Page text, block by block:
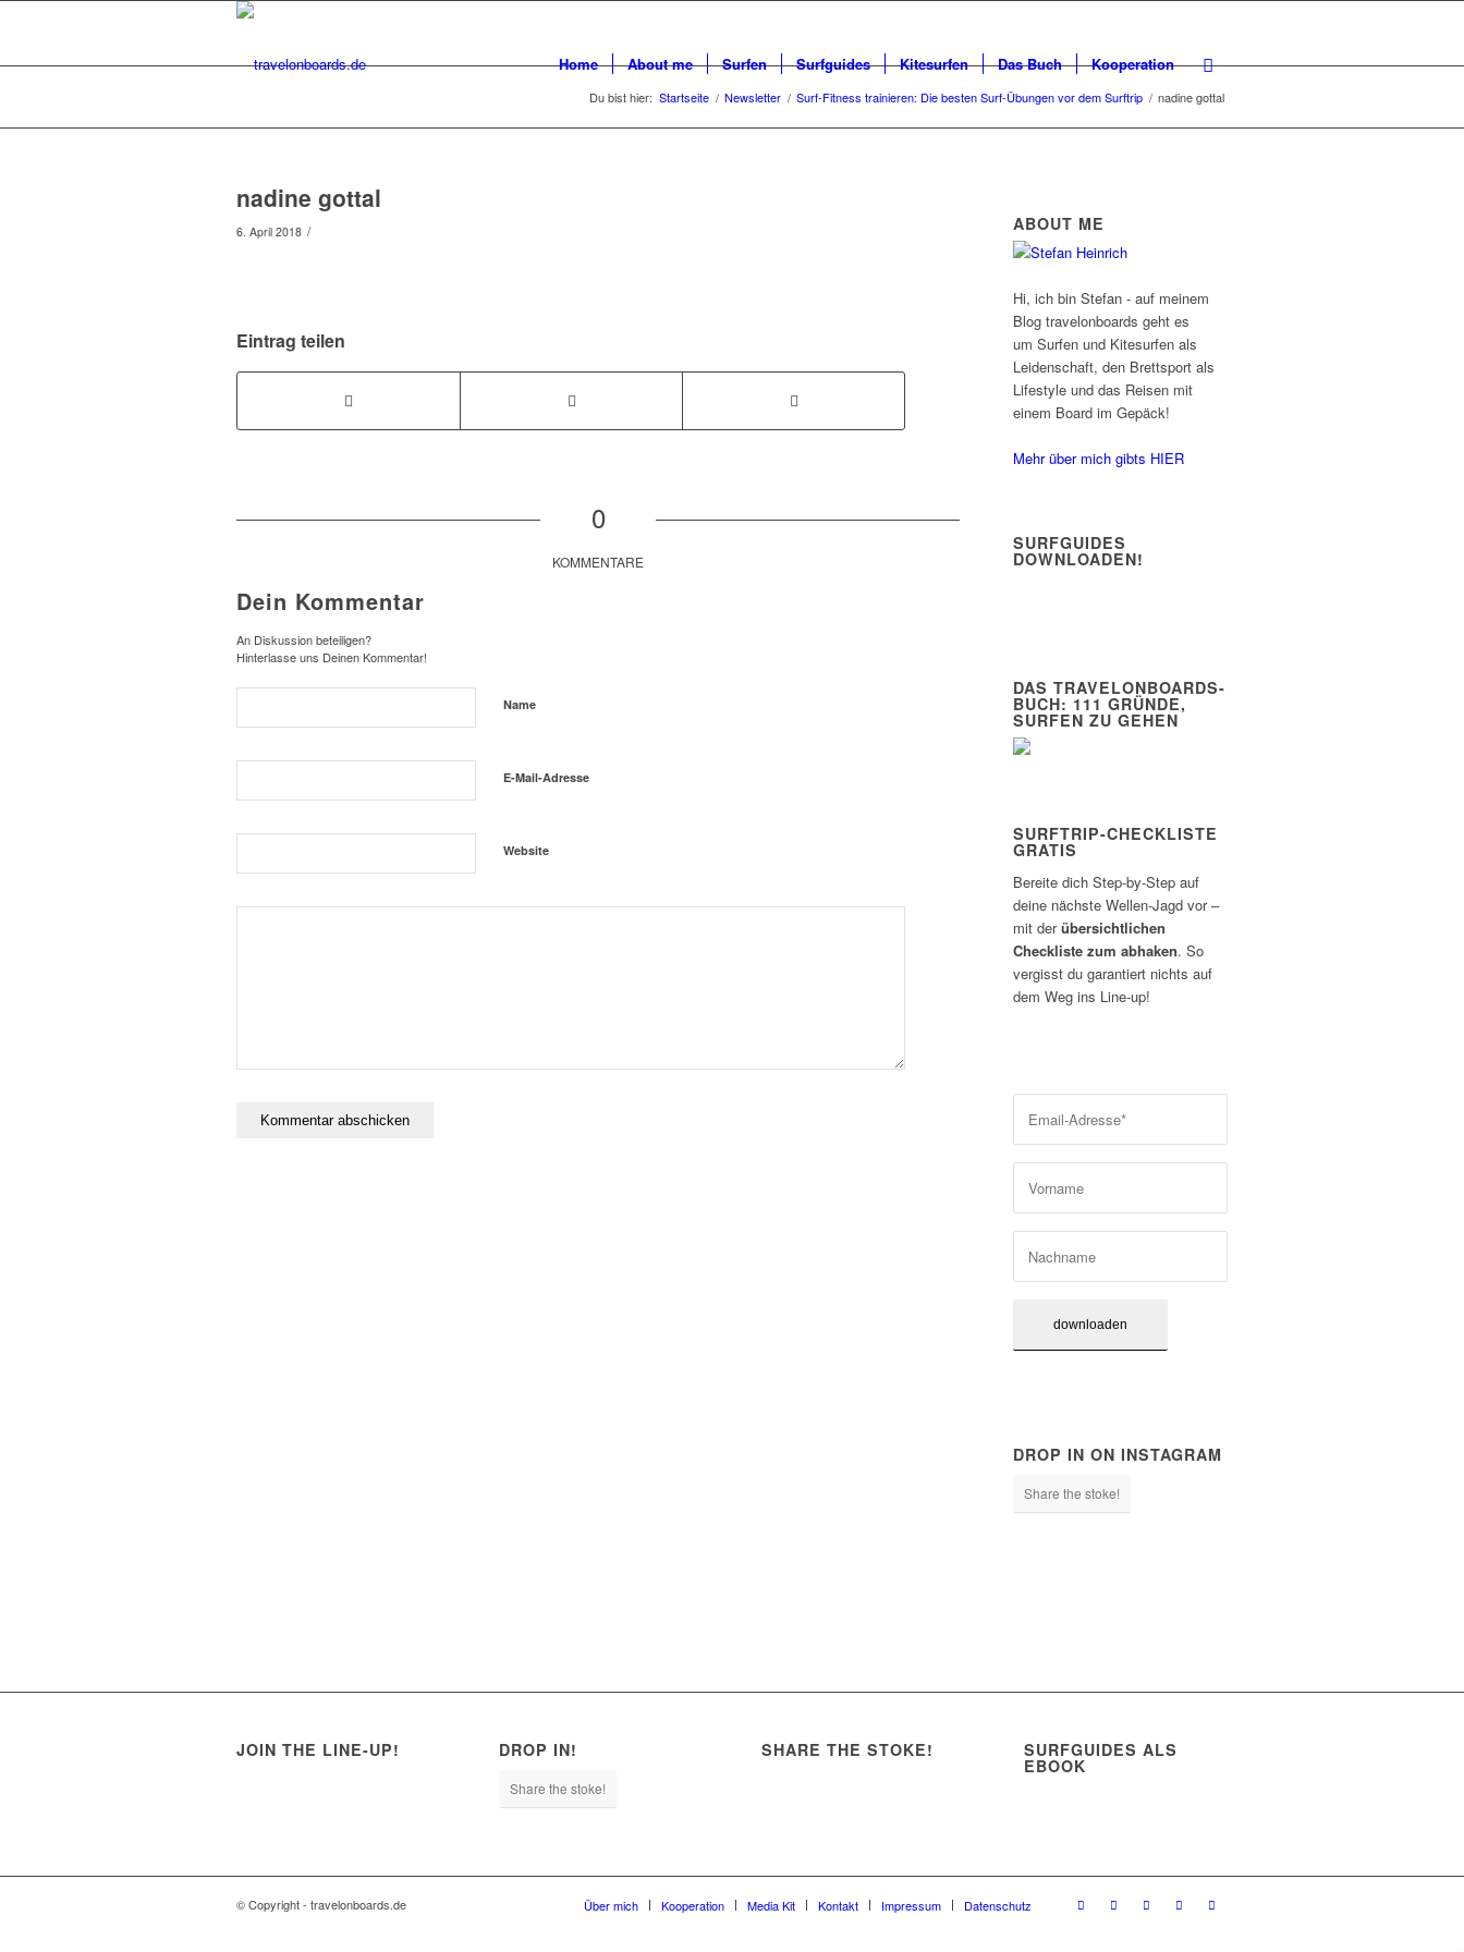
Home About me Surfen Surfguides Kitesurfen Das Buch Kooperation
Du bist hier: Startseite / Newsletter / Surf-Fitness trainieren: Die besten Surf-Übungen vor dem Surftrip / nadine gottal
nadine gottal
6. April 2018 /
Eintrag teilen
0
KOMMENTARE
Dein Kommentar
An Diskussion beteiligen?
Hinterlasse uns Deinen Kommentar!
Name
E-Mail-Adresse
Website
ABOUT ME
Hi, ich bin Stefan - auf meinem
Blog travelonboards geht es
um Surfen und Kitesurfen als
Leidenschaft, den Brettsport als
Lifestyle und das Reisen mit
einem Board im Gepäck!
Mehr über mich gibts HIER
SURFGUIDES
DOWNLOADEN!
DAS TRAVELONBOARDS-
BUCH: 111 GRÜNDE,
SURFEN ZU GEHEN
SURFTRIP-CHECKLISTE
GRATIS
Bereite dich Step-by-Step auf
deine nächste Wellen-Jagd vor –
mit derübersichtlichen
Checkliste zum abhaken. So
vergisst du garantiert nichts auf
dem Weg ins Line-up!
DROP IN ON INSTAGRAM
Share the stoke!
JOIN THE LINE-UP! DROP IN!
Share the stoke!
SHARE THE STOKE! SURFGUIDES ALS
EBOOK
© Copyright - travelonboards.de Über mich Kooperation Media Kit Kontakt Impressum Datenschutz